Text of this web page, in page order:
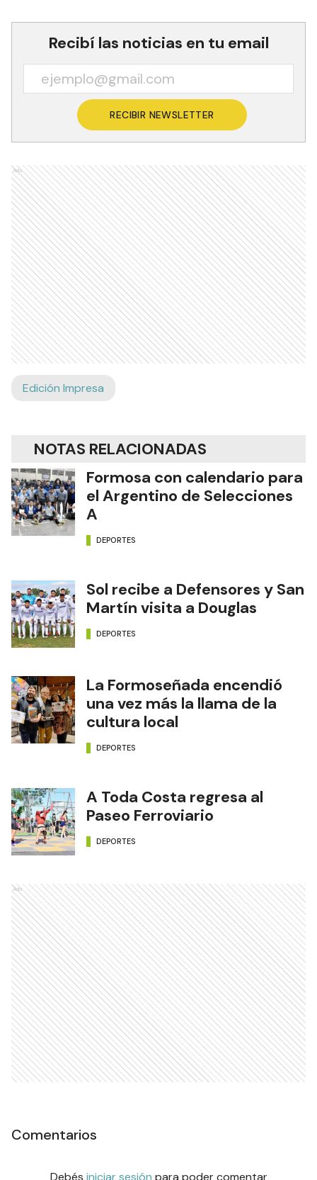
Recibí las noticias en tu email
RECIBIR NEWSLETTER
Ads
Edición Impresa
NOTAS RELACIONADAS
Formosa con calendario para
el Argentino de Selecciones
A
DEPORTES
Sol recibe a Defensores y San
Martín visita a Douglas
DEPORTES
La Formoseñada encendió
una vez más la llama de la
cultura local
DEPORTES
A Toda Costa regresa al
Paseo Ferroviario
DEPORTES
Ads
Comentarios
Debés iniciar sesión para poder comentar